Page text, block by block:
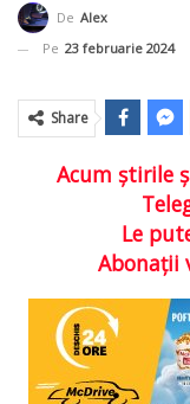
De Alex
Pe 23 februarie 2024
Share
Acum ştirile
Le
Abonaţii